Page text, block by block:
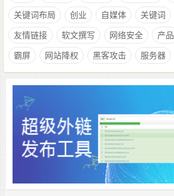
关键词布局
创业 自媒体 关键词
友情链接
软文撰写 网络安全 产品
霸屏
网站降权 黑客攻击 服务器